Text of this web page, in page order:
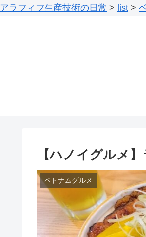
アラフィフ生産技術の日常 > list >
【ハノイグルメ
ベトナムグルメ